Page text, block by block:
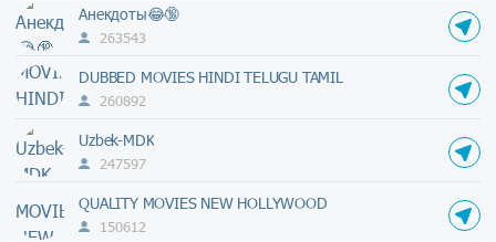
Анекдоты😂🔞
263543
DUBBED MOVIES HINDI TELUGU TAMIL
260892
Uzbek-MDK
247597
QUALITY MOVIES NEW HOLLYWOOD
150612